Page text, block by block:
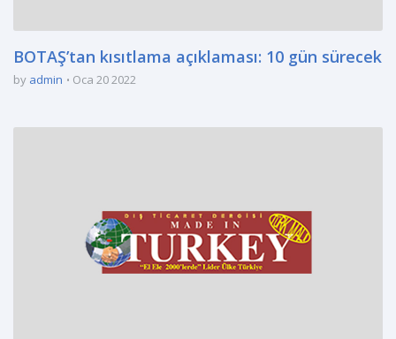
BOTAŞ’tan kısıtlama açıklaması: 10 gün sürecek
by admin Oca 20 2022